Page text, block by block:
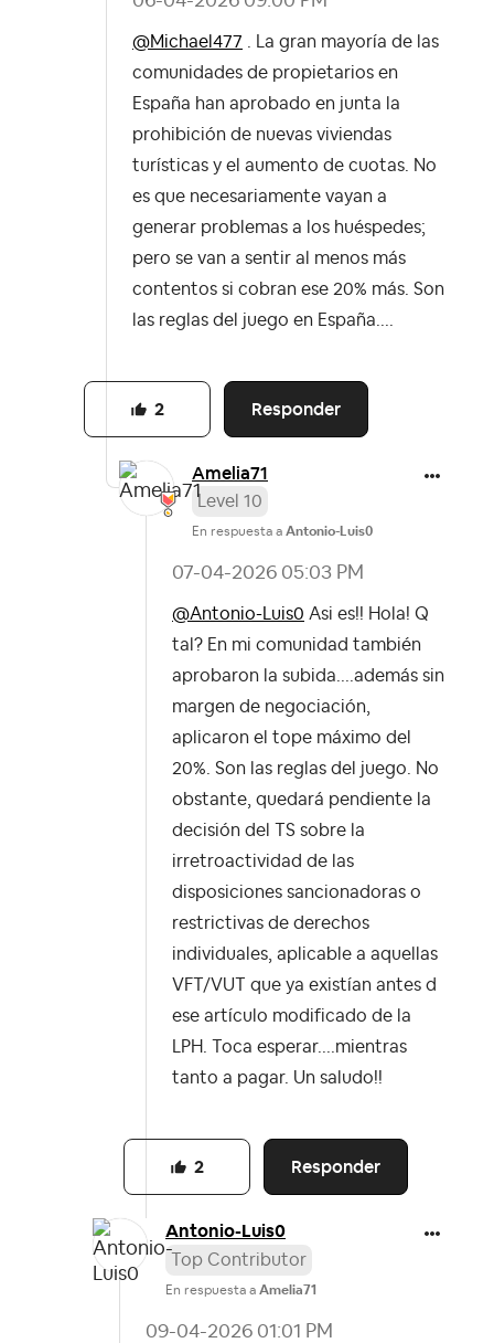
@Michael477 . La gran mayoría de las
comunidades de propietarios en
España han aprobado en junta la
prohibición de nuevas viviendas
turísticas y el aumento de cuotas. No
es que necesariamente vayan a
generar problemas a los huéspedes;
pero se van a sentir al menos más
contentos si cobran ese 20% más. Son
las reglas del juego en España....
Responder
2
Amelia71
Level 10
En respuesta a Antonio-Luis0
‎07-04-2026 05:03 PM
@Antonio-Luis0 Asi es!! Hola! Q
tal? En mi comunidad también
aprobaron la subida....además sin
margen de negociación,
aplicaron el tope máximo del
20%. Son las reglas del juego. No
obstante, quedará pendiente la
decisión del TS sobre la
irretroactividad de las
disposiciones sancionadoras o
restrictivas de derechos
individuales, aplicable a aquellas
VFT/VUT que ya existían antes d
ese artículo modificado de la
LPH. Toca esperar....mientras
tanto a pagar. Un saludo!!
Responder
2
Antonio-Luis0
Top Contributor
En respuesta a Amelia71
‎09-04-2026 01:01 PM